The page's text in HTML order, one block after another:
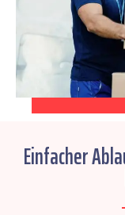
Einfacher